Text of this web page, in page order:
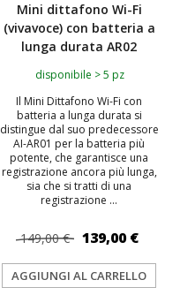
Mini dittafono Wi-Fi
(vivavoce) con batteria a
lunga durata AR02
disponibile > 5 pz
Il Mini Dittafono Wi-Fi con
batteria a lunga durata si
distingue dal suo predecessore
AI-AR01 per la batteria più
potente, che garantisce una
registrazione ancora più lunga,
sia che si tratti di una
registrazione ...
149,00 € 139,00 €
AGGIUNGI AL CARRELLO